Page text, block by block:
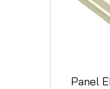
Panel